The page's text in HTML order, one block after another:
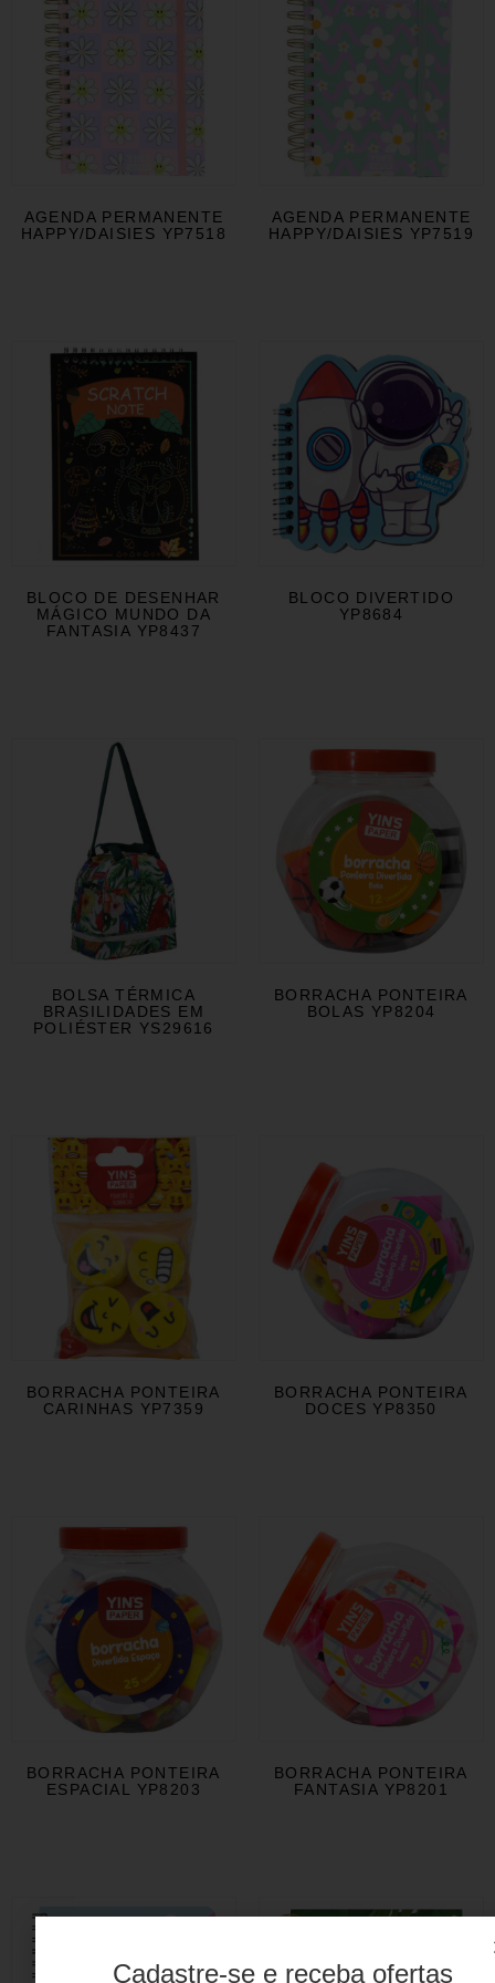
AGENDA PERMANENTE
HAPPY/DAISIES YP7518
AGENDA PERMANENTE
HAPPY/DAISIES YP7519
BLOCO DE DESENHAR
MÁGICO MUNDO DA
FANTASIA YP8437
BLOCO DIVERTIDO
YP8684
BOLSA TÉRMICA
BRASILIDADES EM
POLIÉSTER YS29616
BORRACHA PONTEIRA
BOLAS YP8204
BORRACHA PONTEIRA
CARINHAS YP7359
BORRACHA PONTEIRA
DOCES YP8350
BORRACHA PONTEIRA
ESPACIAL YP8203
BORRACHA PONTEIRA
FANTASIA YP8201
Cadastre-se e receba ofertas